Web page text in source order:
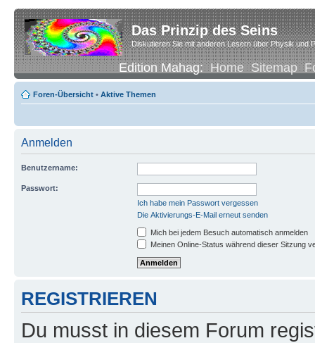
Das Prinzip des Seins
Diskutieren Sie mit anderen Lesern über Physik und
Edition Mahag:Home Sitemap
Foren-Übersicht • Aktive Themen
Anmelden
Benutzername:
Passwort:
Ich habe mein Passwort vergessen
Die Aktivierungs-E-Mail erneut senden
Mich bei jedem Besuch automatisch anmelden
Meinen Online-Status während dieser Sitzung
REGISTRIEREN
Du musst in diesem Forum